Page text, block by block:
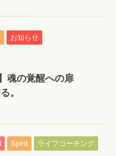
お知らせ
魂の覚醒への扉
。
Spirit ライフコーチング